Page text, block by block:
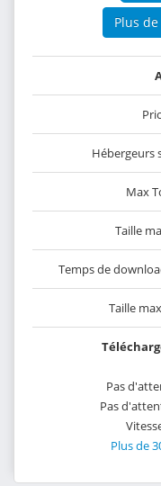
Plus
Hébergeurs
Max
Taille
Temps de
Taille
Pas
Pas
Plus de